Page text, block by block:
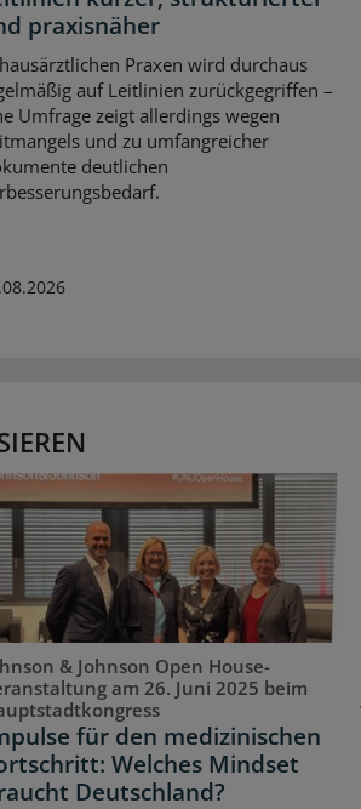
praxisnäher
Praxen wird durchaus
auf Leitlinien zurückgegriffen –
Umfrage zeigt allerdings wegen
und zu umfangreicher
deutlichen
& Johnson Open House-
am 26. Juni 2025 beim
für den medizinischen
Welches Mindset
Deutschland?